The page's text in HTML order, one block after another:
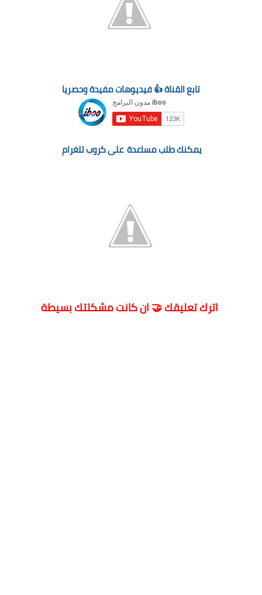
تابع القناة 👍 فيديوهات مفيدة وحصريا
يمكنك طلب مساعدة على كروب تلغرام
اترك تعليقك 🤝 ان كانت مشكلتك بسيطة